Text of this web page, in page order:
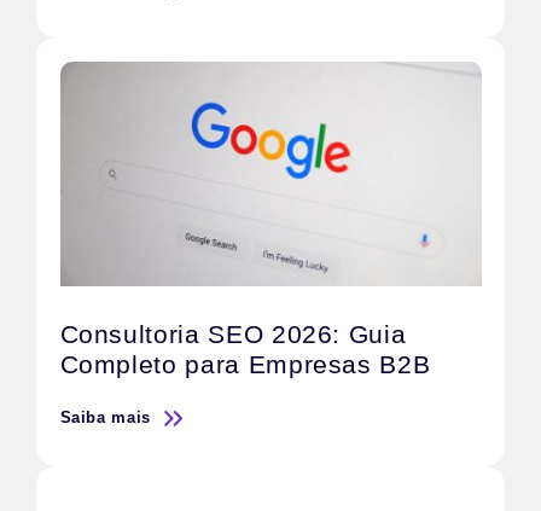
Consultoria SEO 2026: Guia
Completo para Empresas B2B
Saiba mais